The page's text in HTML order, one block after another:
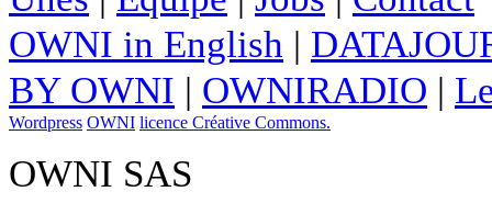
OWNI in English |
BY OWNI | OWNIRADIO |
Wordpress OWNI licence Créative Commons.
OWNI SAS